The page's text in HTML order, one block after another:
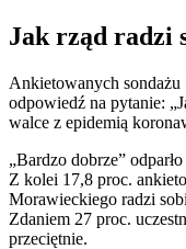
Jak rząd radzi
Ankietowanych sondażu
odpowiedź na pytanie:
walce z epidemią
„Bardzo dobrze”
Z kolei 17,8 proc.
Morawieckiego radzi
Zdaniem 27 proc.
przeciętnie.